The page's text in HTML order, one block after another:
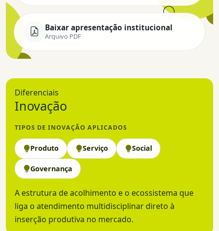
Baixar apresentação institucional
Arquivo PDF
Diferenciais
Inovação
TIPOS DE INOVAÇÃO APLICADOS
Produto Serviço Social
Governança
A estrutura de acolhimento e o ecossistema que
liga o atendimento multidisciplinar direto à
inserção produtiva no mercado.